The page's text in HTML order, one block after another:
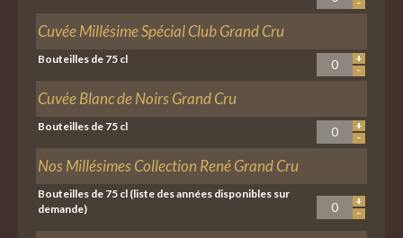
Cuvée Millésime Spécial Club Grand Cru
Bouteilles de 75 cl
Cuvée Blanc de Noirs Grand Cru
Bouteilles de 75 cl
Nos Millésimes Collection René Grand Cru
Bouteilles de 75 cl (liste des années disponibles sur
demande)